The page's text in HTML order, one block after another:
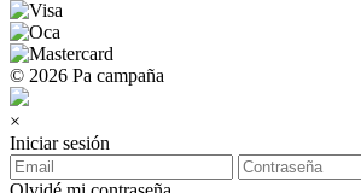
© 2026 Pa campaña
×
Iniciar sesión